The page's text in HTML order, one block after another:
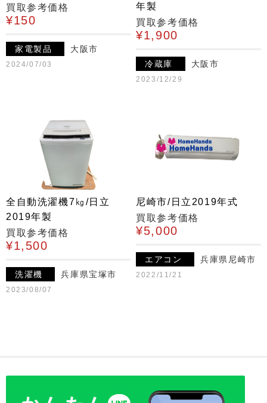
買取参考価格
¥150
家電製品 大阪市
2024/07/03
年製
買取参考価格
¥1,900
冷蔵庫 大阪市
2023/12/29
全自動洗濯機7㎏/日立
2019年製
買取参考価格
¥1,500
洗濯機 兵庫県宝塚市
2023/08/07
尼崎市/日立2019年式
買取参考価格
¥5,000
エアコン 兵庫県尼崎市
2022/11/21